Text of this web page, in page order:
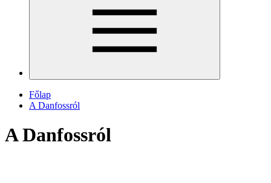
Főlap
A Danfossról
A Danfossról